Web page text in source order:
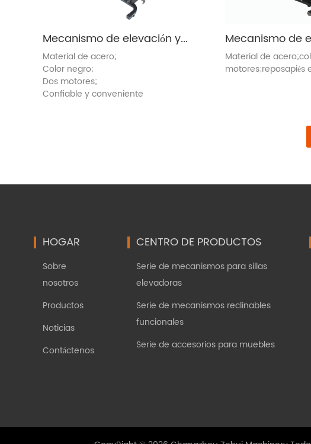
Mecanismo de elevación y reclinación (ZH8071-GJ)
Material de acero;
Color negro;
Dos motores;
Confiable y conveniente
Material de
motores;reposapiés
HOGAR
Sobre
nosotros
Productos
Noticias
Contáctenos
CENTRO DE PRODUCTOS
Serie de mecanismos para sillas
elevadoras
Serie de mecanismos reclinables
funcionales
Serie de accesorios para muebles